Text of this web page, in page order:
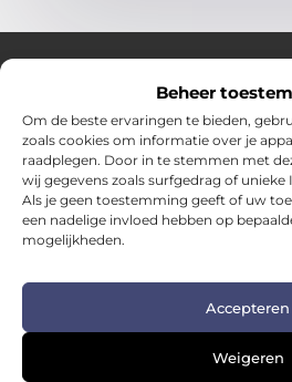
Beheer
Om de beste ervaringen te bieden,
zoals cookies om informatie over je
raadplegen. Door in te stemmen met
wij gegevens zoals surfgedrag of unieke
Als je geen toestemming geeft of uw
een nadelige invloed hebben op
mogelijkheden.
Accepteren
Weigeren
Over Hotspotmagazine
Jouw bron voor inspiratie en
dagelijks leven.
Verken een uitgebreide selectie
boordevol praktische adviezen en
om het beste uit elke dag te halen.